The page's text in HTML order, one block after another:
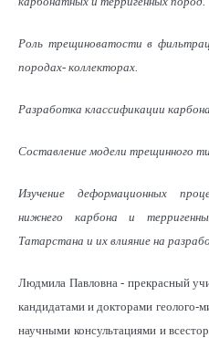
Роль трещиноватости в
породах- коллекторах.
Разработка классификации
Составление модели трещинного
Изучение деформационных
нижнего карбона и
Татарстана и их влияние на
Людмила Павловна - прекрасный
кандидатами и докторами геолого-
научными консультациями и